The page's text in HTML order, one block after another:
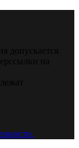
допускается
на